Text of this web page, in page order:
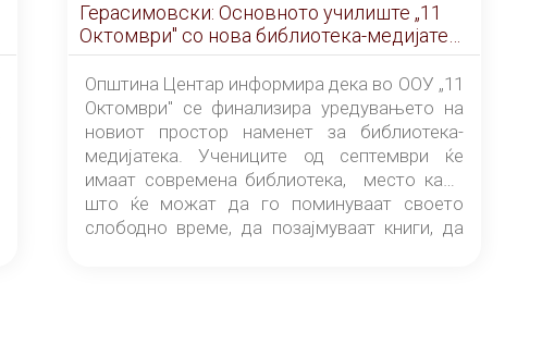
Герасимовски: Основното училиште „11
Октомври" со нова библиотека-медијатека
од септември
Општина Центар информира дека во ООУ „11
Октомври" се финализира уредувањето на
новиот простор наменет за библиотека-
медијатека. Учениците од септември ќе
имаат современа библиотека, место каде
што ќе можат да го поминуваат своето
слободно време, да позајмуваат книги, да